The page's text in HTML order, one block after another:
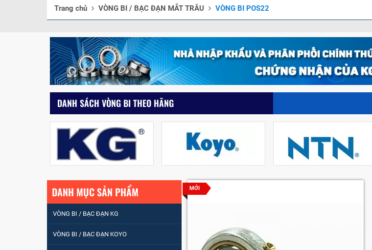
Trang chủ VÒNG BI / BẠC ĐẠN MẮT TRÂU VÒNG BI POS22
DANH SÁCH VÒNG BI THEO HÃNG
MỚI
DANH MỤC SẢN PHẨM
VÒNG BI / BẠC ĐẠN KG
VÒNG BI / BẠC ĐẠN KOYO